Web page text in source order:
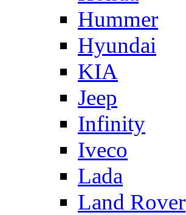
Hummer
Hyundai
KIA
Jeep
Infinity
Iveco
Lada
Land Rover